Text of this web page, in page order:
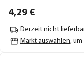
4,29 €
Derzeit nicht
Markt auswählen,